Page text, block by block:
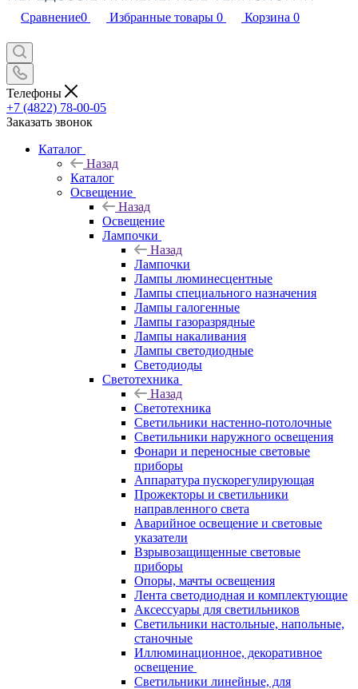
Сравнение0 Избранные товары 0 Корзина 0
Телефоны
+7 (4822) 78-00-05
Заказать звонок
Каталог
Назад
Каталог
Освещение
Назад
Освещение
Лампочки
Назад
Лампочки
Лампы люминесцентные
Лампы специального назначения
Лампы галогенные
Лампы газоразрядные
Лампы накаливания
Лампы светодиодные
Светодиоды
Светотехника
Назад
Светотехника
Светильники настенно-потолочные
Светильники наружного освещения
Фонари и переносные световые
приборы
Аппаратура пускорегулирующая
Прожекторы и светильники
направленного света
Аварийное освещение и световые
указатели
Взрывозащищенные световые
приборы
Опоры, мачты освещения
Лента светодиодная и комплектующие
Аксессуары для светильников
Светильники настольные, напольные,
станочные
Иллюминационное, декоративное
освещение
Светильники линейные, для